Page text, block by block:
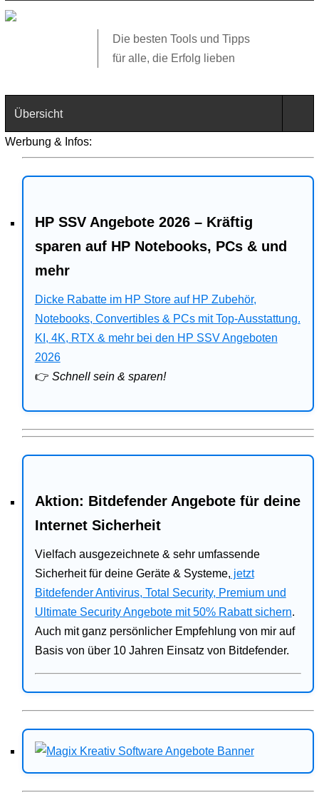
Die besten Tools und Tipps
für alle, die Erfolg lieben
Übersicht
Technik
Web
Business
Angebote
Bitdefender
Ratgeber
Werbung & Infos:
HP SSV Angebote 2026 – Kräftig
sparen auf HP Notebooks, PCs & und
mehr
Dicke Rabatte im HP Store auf HP Zubehör,
Notebooks, Convertibles & PCs mit Top-Ausstattung.
KI, 4K, RTX & mehr bei den HP SSV Angeboten
2026
👉 Schnell sein & sparen!
Aktion: Bitdefender Angebote für deine
Internet Sicherheit
Vielfach ausgezeichnete & sehr umfassende
Sicherheit für deine Geräte & Systeme, jetzt
Bitdefender Antivirus, Total Security, Premium und
Ultimate Security Angebote mit 50% Rabatt sichern.
Auch mit ganz persönlicher Empfehlung von mir auf
Basis von über 10 Jahren Einsatz von Bitdefender.